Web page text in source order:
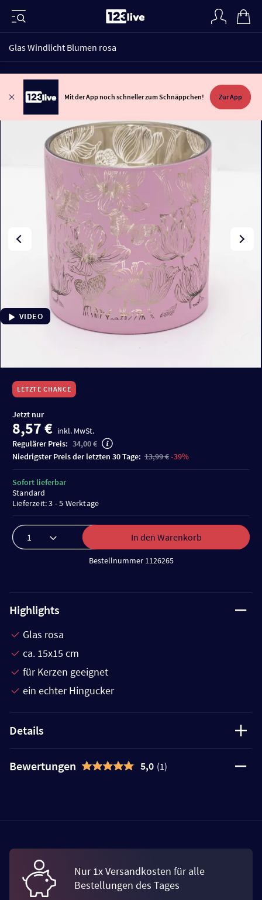
Glas Windlicht Blumen rosa
Mit der App noch schneller zum Schnäppchen! Zur App
VIDEO
LETZTE CHANCE
Jetzt nur
8,57 € inkl. MwSt.
Regulärer Preis: 34,00 €
niedrigster Preis der letzten 30 Tage: 13,99 €-39%
In den Warenkorb
Bestellnummer 1126265
Sofort lieferbar
Standard
Lieferzeit: 3 - 5 Werktage
Highlights
Glas rosa
ca. 15x15 cm
für Kerzen geeignet
ein echter Hingucker
Details
Bewertungen 5,0 (1)
Nur 1x Versandkosten für alle
Bestellungen des Tages